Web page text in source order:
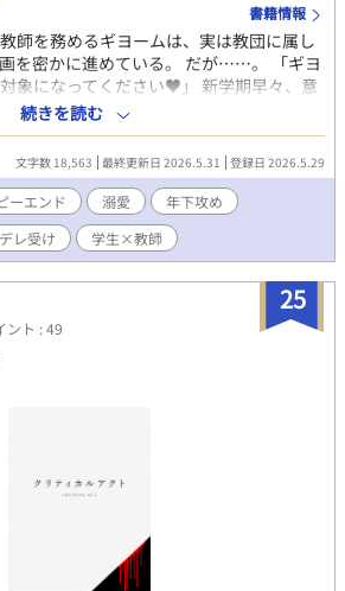
書籍情報
師を務めるギヨームは、実は教団に属し
を密かに進めている。 だが……。 「ギヨ
象になってください♥」 新学期早々、意
に、意味不明なことを言われている。 曰
で、ゲームの中ではギヨームは悪役なの
めないと監禁すると脅され、ギヨームは仕
った。 自分よりも狂気（と書いてヤンデ
イラスを前に、ギヨームはたじたじにな
！ R１８の話のタイトルには*をつけま
続きを読む
文字数 18,563 最終更新日 2026.5.31 登録日 2026.5.29
ーエンド 溺愛
年下攻め
レ受け 学生×教師
25
ント : 49